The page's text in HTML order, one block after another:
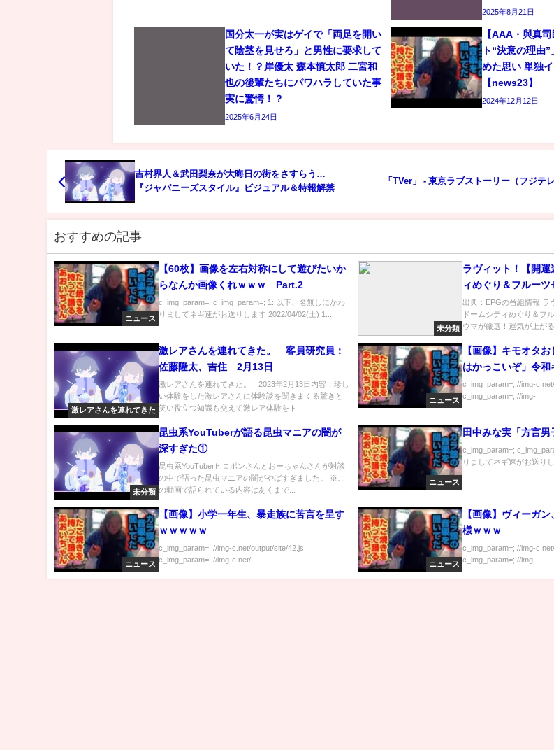
2025年8月21日
国分太一が実はゲイで「両足を開い
て陰茎を見せろ」と男性に要求して
いた！？岸優太 森本慎太郎 二宮和
也の後輩たちにパワハラしていた事
実に驚愕！？
2025年6月24日
【AAA・與真司
ト“決意の理由
めた思い 単独
【news23】
2024年12月12日
吉村界人＆武田梨奈が大晦日の街をさすらう…
『ジャパニーズスタイル』ビジュアル＆特報解禁
「TVer」 - 東京ラブストーリー（フジテレ
おすすめの記事
ニュース
【60枚】画像を左右対称にして遊びたいか
らなんか画像くれｗｗｗ Part.2
c_img_param=; c_img_param=; 1: 以下、名無しにかわ
りましてネギ速がお送りします 2022/04/02(土) 1...
未分類
ラヴィット！【開
ィめぐり＆フルー
解析まとめ
出典：EPGの番組情報 ラ
ドームシティめぐり＆フ
ウマが厳選！運気が上が
激レアさんを連れてきた
激レアさんを連れてきた。 客員研究員：
佐藤隆太、吉住 2月13日
激レアさんを連れてきた。 2023年2月13日内容：珍し
い体験をした激レアさんに体験談を聞きまくる驚きと
笑い役立つ知識も交えて激レア体験をト...
ニュース
【画像】キモオタ
はかっこいぞ」令和
c_img_param=; //img-
c_img_param=; //img-...
未分類
昆虫系YouTuberが語る昆虫マニアの闇が
深すぎた①
昆虫系YouTuberヒロポンさんとおーちゃんさんが対談
の中で語った昆虫マニアの闇がやばすぎました。 ※こ
の動画で語られている内容はあくまで...
ニュース
田中みな実「方言男
c_img_param=;
りましてネギ速がお送り
ニュース
【画像】小学一年生、暴走族に苦言を呈す
ｗｗｗｗｗ
c_img_param=; //img-c.net/output/site/42.js
c_img_param=; //img-c.net/...
ニュース
【画像】ヴィーガ
様ｗｗｗ
c_img_param=; //img-
c_img_param=; //img...